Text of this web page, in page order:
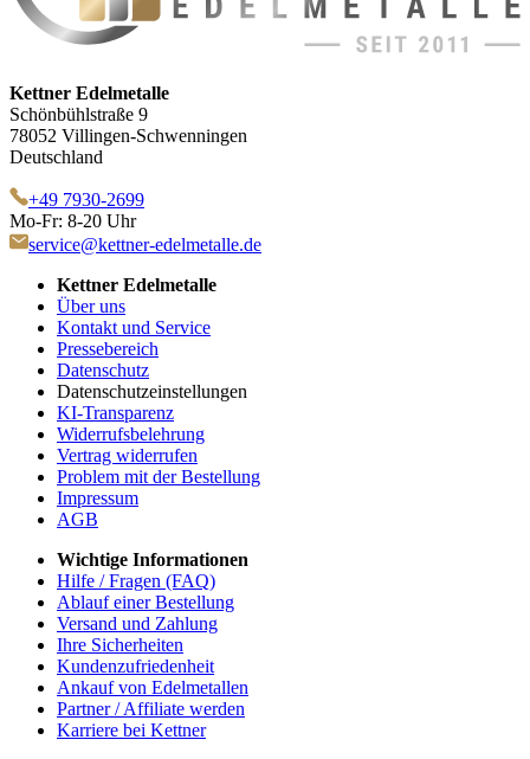
Kettner Edelmetalle
Schönbühlstraße 9
78052 Villingen-Schwenningen
Deutschland
+49 7930-2699
Mo-Fr: 8-20 Uhr
service@kettner-edelmetalle.de
Kettner Edelmetalle
Über uns
Kontakt und Service
Pressebereich
Datenschutz
Datenschutzeinstellungen
KI-Transparenz
Widerrufsbelehrung
Vertrag widerrufen
Problem mit der Bestellung
Impressum
AGB
Wichtige Informationen
Hilfe / Fragen (FAQ)
Ablauf einer Bestellung
Versand und Zahlung
Ihre Sicherheiten
Kundenzufriedenheit
Ankauf von Edelmetallen
Partner / Affiliate werden
Karriere bei Kettner